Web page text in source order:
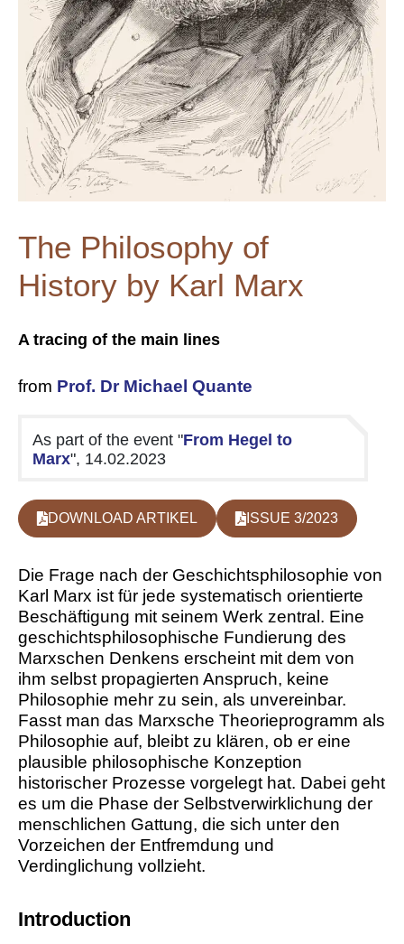
The Philosophy of
History by Karl Marx
A tracing of the main lines
from Prof. Dr Michael Quante
As part of the event "From Hegel to
Marx", 14.02.2023
DOWNLOAD ARTIKEL ISSUE 3/2023
Die Frage nach der Geschichtsphilosophie von
Karl Marx ist für jede systematisch orientierte
Beschäftigung mit seinem Werk zentral. Eine
geschichtsphilosophische Fundierung des
Marxschen Denkens erscheint mit dem von
ihm selbst propagierten Anspruch, keine
Philosophie mehr zu sein, als unvereinbar.
Fasst man das Marxsche Theorieprogramm als
Philosophie auf, bleibt zu klären, ob er eine
plausible philosophische Konzeption
historischer Prozesse vorgelegt hat. Dabei geht
es um die Phase der Selbstverwirklichung der
menschlichen Gattung, die sich unter den
Vorzeichen der Entfremdung und
Verdinglichung vollzieht.
Introduction